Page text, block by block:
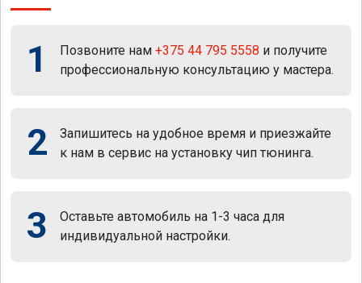
1 Позвоните нам +375 44 795 5558 и получите
профессиональную консультацию у мастера.
2
Запишитесь на удобное время и приезжайте
к нам в сервис на установку чип тюнинга.
3
Оставьте автомобиль на 1-3 часа для
индивидуальной настройки.